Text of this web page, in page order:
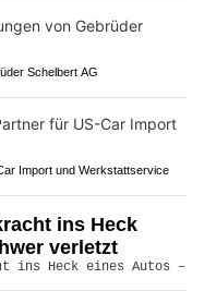
Schelbert AG
Import und Werkstattservice
ins Heck
verletzt